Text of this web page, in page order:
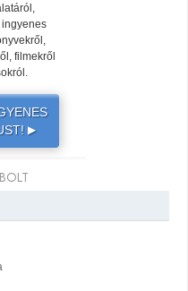
filmekről
▶